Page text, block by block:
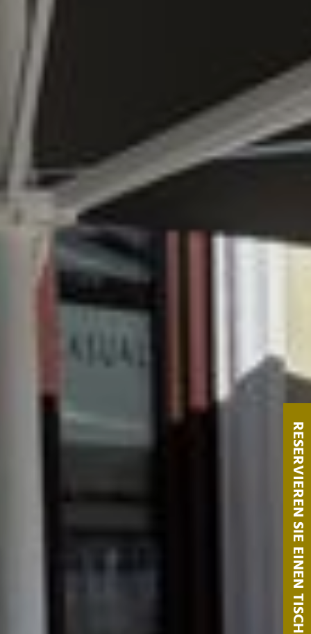
RESERVIEREN SIE EINEN TISCH